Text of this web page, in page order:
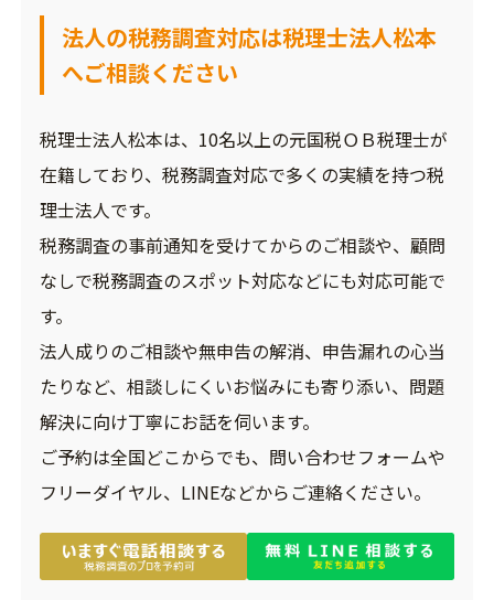
法人の税務調査対応は税理士法人松本
へご相談ください
税理士法人松本は、10名以上の元国税ＯＢ税理士が
在籍しており、税務調査対応で多くの実績を持つ税
理士法人です。
税務調査の事前通知を受けてからのご相談や、顧問
なしで税務調査のスポット対応などにも対応可能で
す。
法人成りのご相談や無申告の解消、申告漏れの心当
たりなど、相談しにくいお悩みにも寄り添い、問題
解決に向け丁寧にお話を伺います。
ご予約は全国どこからでも、問い合わせフォームや
フリーダイヤル、LINEなどからご連絡ください。